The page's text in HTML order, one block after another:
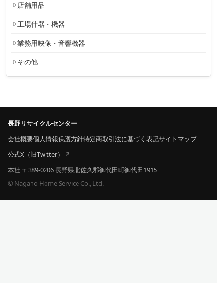
店舗用品
工場什器・機器
業務用映像・音響機器
その他
長野リサイクルセンター
会社概要個人情報保護方針特定商取引法に基づく表記サイトマップ
公式X（旧Twitter）
本社 〒389-0206 長野県北佐久郡御代田町御代田1915
© Nagano Home Service Co., Ltd.